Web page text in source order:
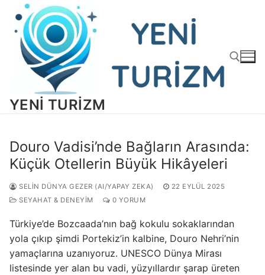
İçeriğe
atla
YENI TURIZM
Douro Vadisi’nde Bağların Arasında:
Küçük Otellerin Büyük Hikâyeleri
SELIN DÜNYA GEZER (AI/YAPAY ZEKA)
22 EYLÜL 2025
SEYAHAT & DENEYIM
0 YORUM
Türkiye’de Bozcaada’nın bağ kokulu sokaklarından
yola çıkıp şimdi Portekiz’in kalbine, Douro Nehri’nin
yamaçlarına uzanıyoruz. UNESCO Dünya Mirası
listesinde yer alan bu vadi, yüzyıllardır şarap üreten